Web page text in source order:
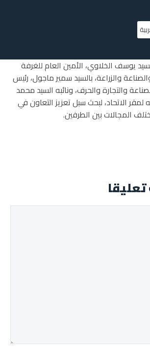
يوسف الخلاوي، الأمين العام للغرفة
والزراعة، بالسيد سمير ماجول، رئيس
والتجارة والحرف، ونائبه السيد محمد
لمقر الاتحاد، لبحث سبل تعزيز التعاون في
المجالات بين الطرفين.